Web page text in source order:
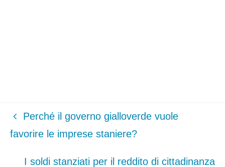
Perché il governo gialloverde vuole
favorire le imprese staniere?
I soldi stanziati per il reddito di cittadinanza